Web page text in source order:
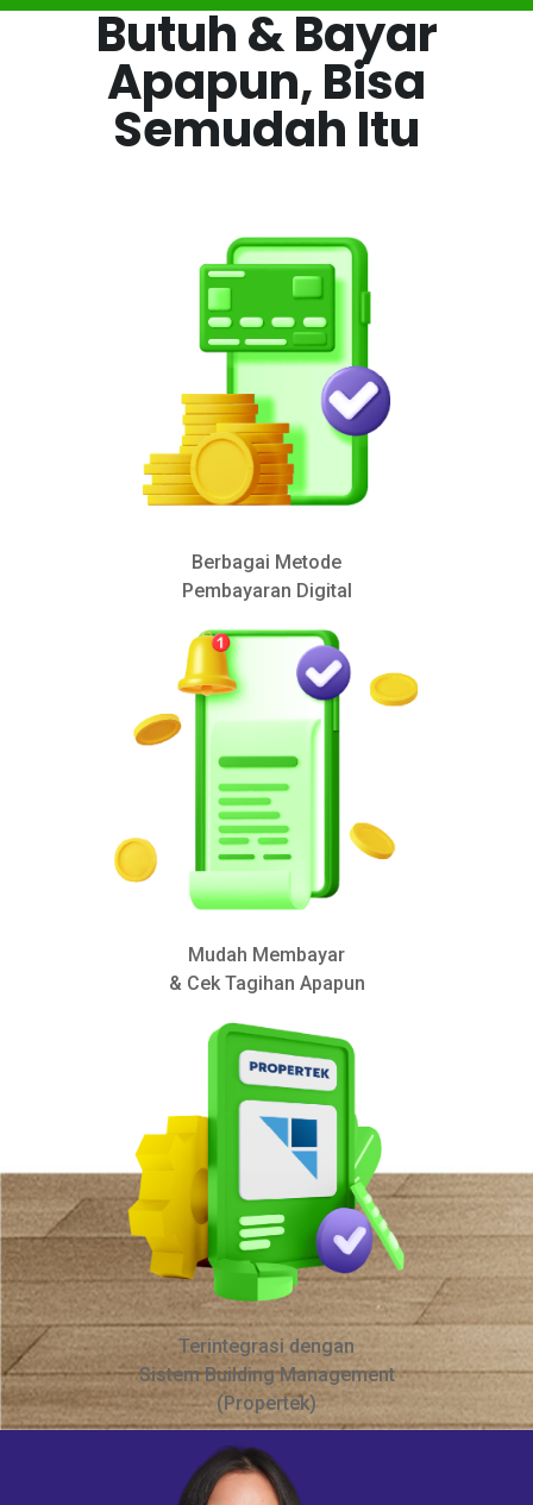
Butuh & Bayar
Apapun, Bisa
Semudah Itu
Berbagai Metode
Pembayaran Digital
Mudah Membayar
& Cek Tagihan Apapun
Terintegrasi dengan
Sistem Building Management
(Propertek)